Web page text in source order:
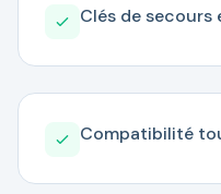
Clés de
Compatibilité